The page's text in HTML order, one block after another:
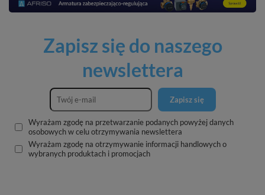
Zapisz się do naszego
newslettera
Zapisz się
Wyrażam zgodę na przetwarzanie podanych powyżej danych
osobowych w celu otrzymywania newslettera
Wyrażam zgodę na otrzymywanie informacji handlowych o
wybranych produktach i promocjach